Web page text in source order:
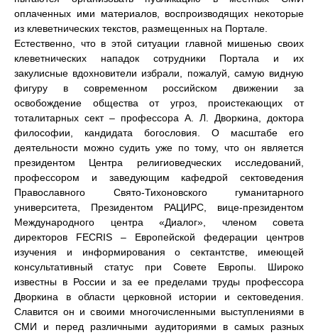
оплаченных ими материалов, воспроизводящих некоторые
из клеветнических текстов, размещенных на Портале.
Естественно, что в этой ситуации главной мишенью своих
клеветнических нападок сотрудники Портала и их
закулисные вдохновители избрали, пожалуй, самую видную
фигуру в современном российском движении за
освобождение общества от угроз, проистекающих от
тоталитарных сект – профессора А. Л. Дворкина, доктора
философии, кандидата богословия. О масштабе его
деятельности можно судить уже по тому, что он является
президентом Центра религиоведческих исследований,
профессором и заведующим кафедрой сектоведения
Православного Свято-Тихоновского гуманитарного
университета, Президентом РАЦИРС, вице-президентом
Международного центра «Диалог», членом совета
директоров FECRIS – Европейской федерации центров
изучения и информирования о сектантстве, имеющей
консультативный статус при Совете Европы. Широко
известны в России и за ее пределами труды профессора
Дворкина в области церковной истории и сектоведения.
Славится он и своими многочисленными выступлениями в
СМИ и перед различными аудиториями в самых разных